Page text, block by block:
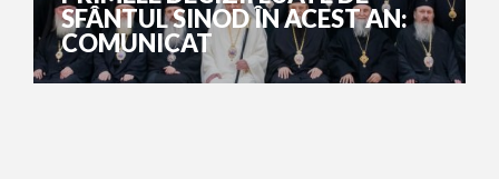
SFÂNTUL SINOD ÎN ACEST AN:
COMUNICAT